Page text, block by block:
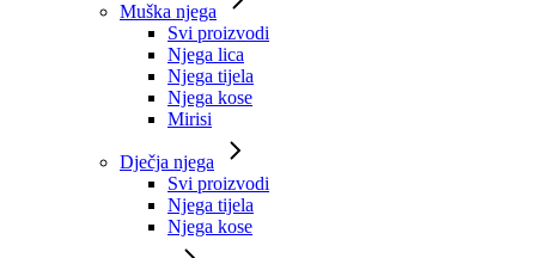
Muška njega
Svi proizvodi
Njega lica
Njega tijela
Njega kose
Mirisi
Dječja njega
Svi proizvodi
Njega tijela
Njega kose